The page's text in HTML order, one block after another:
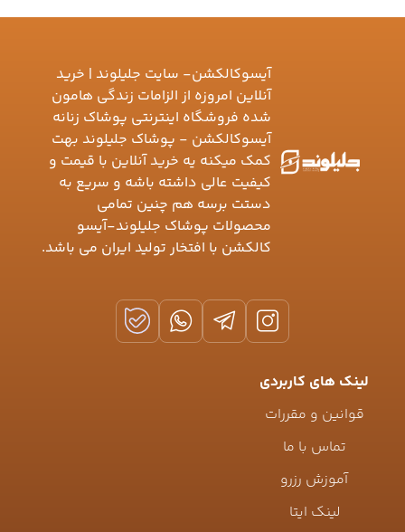
آیسوکالکشن- سایت جلیلوند | خرید
آنلاین امروزه از الزامات زندگی هامون
شده فروشگاه اینترنتی پوشاک زنانه
آیسوکالکشن - پوشاک جلیلوند بهت
کمک میکنه یه خرید آنلاین با قیمت و
کیفیت عالی داشته باشه و سریع به
دستت برسه هم چنین تمامی
محصولات پوشاک جلیلوند-آیسو
کالکشن با افتخار تولید ایران می باشد.
لینک های کاربردی
قوانین و مقررات
تماس با ما
آموزش رزرو
لینک ایتا